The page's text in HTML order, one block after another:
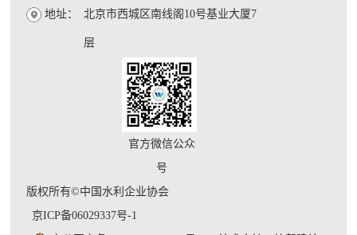
地址： 北京市西城区南线阁10号基业大厦7
层
官方微信公众
号
版权所有©中国水利企业协会
京ICP备06029337号-1